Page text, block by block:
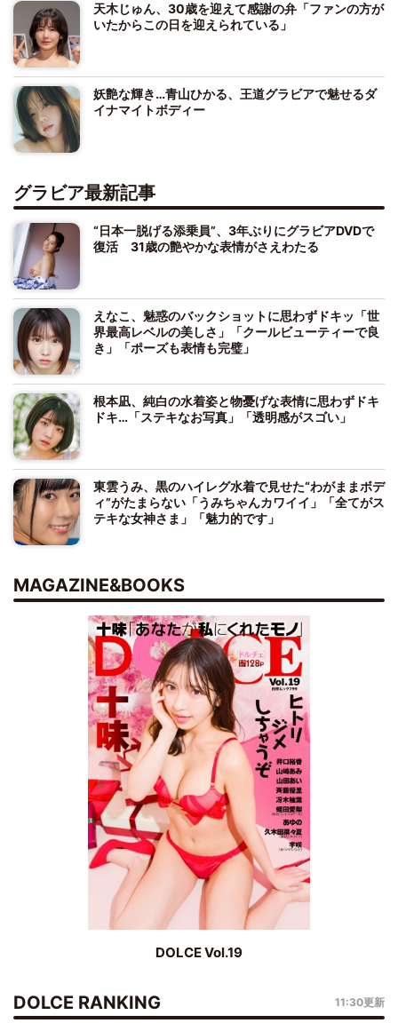
天木じゅん、30歳を迎えて感謝の弁「ファンの方が
いたからこの日を迎えられている」
妖艶な輝き…青山ひかる、王道グラビアで魅せるダ
イナマイトボディー
グラビア最新記事
“日本一脱げる添乗員”、3年ぶりにグラビアDVDで
復活 31歳の艶やかな表情がさえわたる
えなこ、魅惑のバックショットに思わずドキッ「世
界最高レベルの美しさ」「クールビューティーで良
き」「ポーズも表情も完璧」
根本凪、純白の水着姿と物憂げな表情に思わずドキ
ドキ…「ステキなお写真」「透明感がスゴい」
東雲うみ、黒のハイレグ水着で見せた“わがままボデ
ィ”がたまらない「うみちゃんカワイイ」「全てがス
テキな女神さま」「魅力的です」
MAGAZINE&BOOKS
DOLCE Vol.19
DOLCE RANKING 11:30更新